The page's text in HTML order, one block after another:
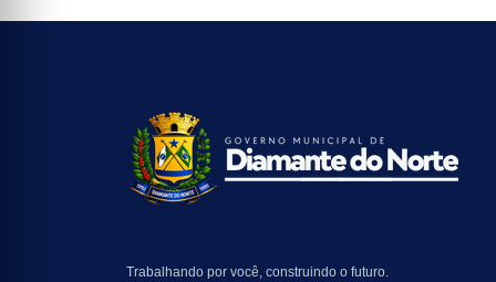
Trabalhando por você, construindo o futuro.